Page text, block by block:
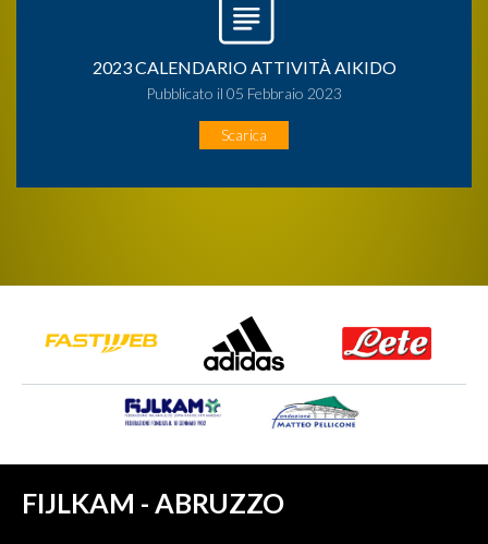
2023 CALENDARIO ATTIVITÀ AIKIDO
Pubblicato il 05 Febbraio 2023
Scarica
FIJLKAM - ABRUZZO